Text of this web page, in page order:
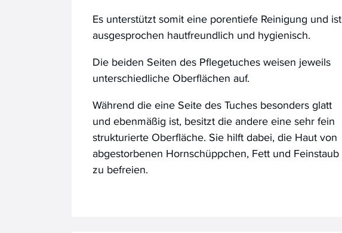
Es unterstützt somit eine porentiefe Reinigung und ist
ausgesprochen hautfreundlich und hygienisch.
Die beiden Seiten des Pflegetuches weisen jeweils
unterschiedliche Oberflächen auf.
Während die eine Seite des Tuches besonders glatt
und ebenmäßig ist, besitzt die andere eine sehr fein
strukturierte Oberfläche. Sie hilft dabei, die Haut von
abgestorbenen Hornschüppchen, Fett und Feinstaub
zu befreien.